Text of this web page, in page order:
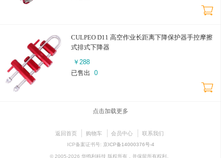
CULPEO D11 高空作业长距离下降保护器手控摩擦
式排式下降器
￥ 288
已售出
0
点击加载更多
返回首页 购物车 会员中心 联系我们
ICP备案证书号: 京ICP备14000376号-4
© 2005-2026 华鸣利科技 版权所有，并保留所有权利。